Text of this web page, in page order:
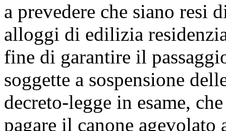
a prevedere che siano resi
alloggi di edilizia
fine di garantire il
soggette a sospensione
decreto-legge in esame,
pagare il canone